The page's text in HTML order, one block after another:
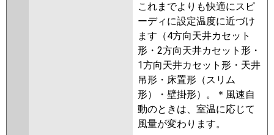
これまでよりも快適にスピ
ーディに設定温度に近づけ
ます（4方向天井カセット
形・2方向天井カセット形・
1方向天井カセット形・天井
吊形・床置形（スリム
形）・壁掛形）。＊風速自
動のときは、室温に応じて
風量が変わります。